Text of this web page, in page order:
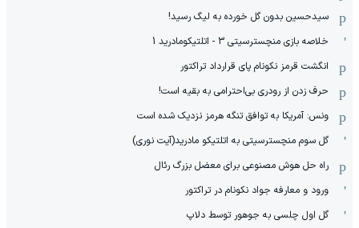
سیدحسین بدون گل خورده به لیگ رسید!
خلاصه بازی منچسترسیتی 3 - اتلتیکومادرید 1
انگشت قرمز نکونام پای قرارداد تراکتور
حرف زدن از رودری بی‌احترامی به بقیه است!
ونس: آمریکا به توافق تنگه هرمز نزدیک شده است
گل سوم منچسترسیتی به اتلتیکو مادرید(آیت نوری)
راه حل هوش مصنوعی برای معضل بزرگ رئال
ورود و معارفه جواد نکونام در تراکتور
گل اول چلسی به جوهور توسط دلاپ